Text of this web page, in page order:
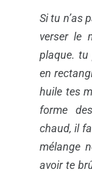
Si tu n’as
verser le
plaque. tu
en
huile tes
forme
chaud, il
mélange
avoir te